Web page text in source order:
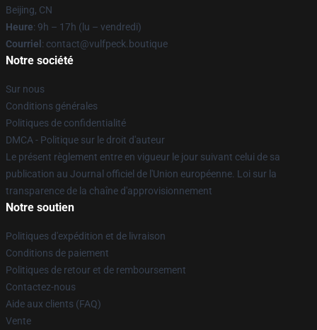
Beijing, CN
Heure: 9h – 17h (lu – vendredi)
Courriel : contact@vulfpeck.boutique
Notre société
Sur nous
Conditions générales
Politiques de confidentialité
DMCA - Politique sur le droit d'auteur
Le présent règlement entre en vigueur le jour suivant celui de sa
publication au Journal officiel de l'Union européenne. Loi sur la
transparence de la chaîne d'approvisionnement
Notre soutien
Politiques d'expédition et de livraison
Conditions de paiement
Politiques de retour et de remboursement
Contactez-nous
Aide aux clients (FAQ)
Vente